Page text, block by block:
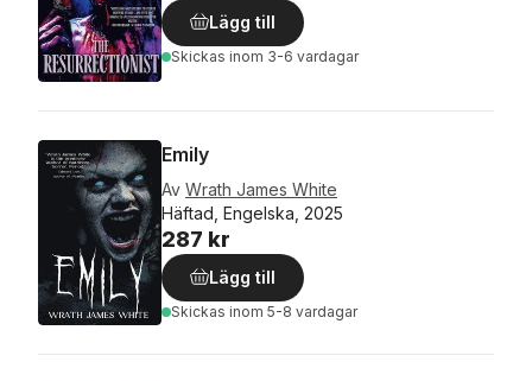
Lägg till
Skickas inom 3-6 vardagar
Emily
Av Wrath James White
Häftad, Engelska, 2025
287 kr
Lägg till
Skickas inom 5-8 vardagar